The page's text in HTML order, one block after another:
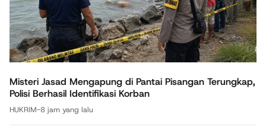
Misteri Jasad Mengapung di Pantai Pisangan Terungkap,
Polisi Berhasil Identifikasi Korban
HUKRIM-8 jam yang lalu